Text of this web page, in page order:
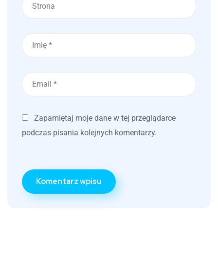
Zapamiętaj moje dane w tej przeglądarce
podczas pisania kolejnych komentarzy.